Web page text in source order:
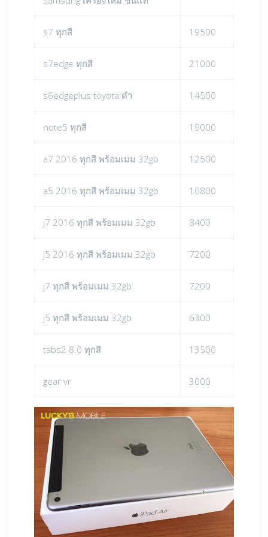
s7 ทุกสี 19500
s7edge ทุกสี 21000
s6edgeplus toyota ดำ 14500
note5 ทุกสี 19000
a7 2016 ทุกสี พร้อมเมม 32gb 12500
a5 2016 ทุกสี พร้อมเมม 32gb 10800
j7 2016 ทุกสี พร้อมเมม 32gb 8400
j5 2016 ทุกสี พร้อมเมม 32gb 7200
j7 ทุกสี พร้อมเมม 32gb 7200
j5 ทุกสี พร้อมเมม 32gb 6300
tabs2 8.0 ทุกสี 13500
gear vr 3000